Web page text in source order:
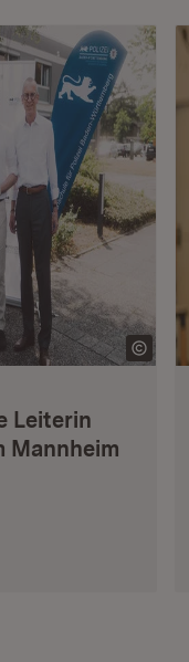
Leiterin
Mannheim